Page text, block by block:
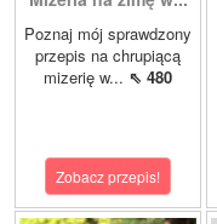
Poznaj mój sprawdzony
przepis na chrupiącą
mizerię w... ⇖ 480
Zobacz przepis!